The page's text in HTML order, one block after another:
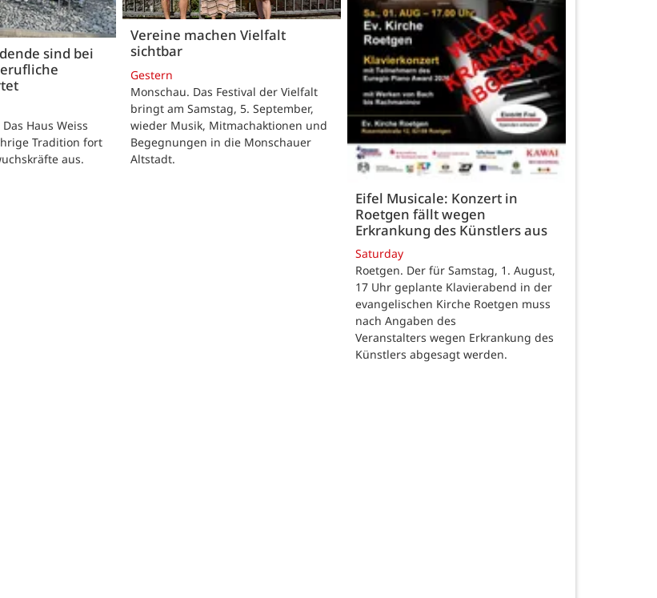
sind bei
Haus Weiss
Tradition fort
aus.
Vereine machen Vielfalt
sichtbar
Gestern
Monschau. Das Festival der Vielfalt
bringt am Samstag, 5. September,
wieder Musik, Mitmachaktionen und
Begegnungen in die Monschauer
Altstadt.
Eifel Musicale: Konzert in
Roetgen fällt wegen
Erkrankung des Künstlers aus
Saturday
Roetgen. Der für Samstag, 1. August,
17 Uhr geplante Klavierabend in der
evangelischen Kirche Roetgen muss
nach Angaben des
Veranstalters wegen Erkrankung des
Künstlers abgesagt werden.